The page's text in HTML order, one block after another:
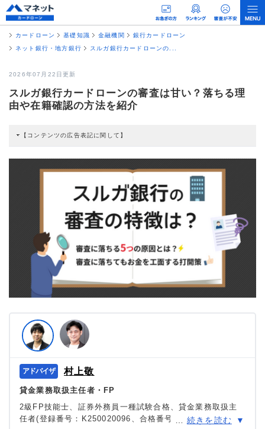
カードローン 基礎知識 金融機関
銀行カードローン
ネット銀行・地方銀行
スルガ銀行カードローンの...
2026年07月22日更新
スルガ銀行カードローンの審査は甘い？落ちる理
由や在籍確認の方法を紹介
【コンテンツの広告表記に関して】
だし、特定の商品を根拠なくPRするものではなく、当編集部の調査／ユーザー
への口コミ収集などに基づき、公平性を担保した情報提供を行っています。
村上敬
貸金業務取扱主任者・FP
2級FP技能士、証券外務員一種試験合格、貸金業務取扱主
任者(登録番号：K250020096、合格番号：第F241000177
続きを読む